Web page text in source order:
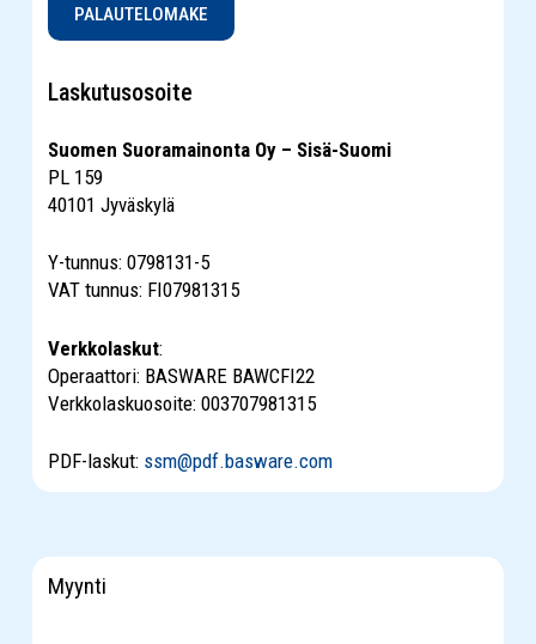
PALAUTELOMAKE
Laskutusosoite
Suomen Suoramainonta Oy – Sisä-Suomi
PL 159
40101 Jyväskylä
Y-tunnus: 0798131-5
VAT tunnus: FI07981315
Verkkolaskut:
Operaattori: BASWARE BAWCFI22
Verkkolaskuosoite: 003707981315
PDF-laskut: ssm@pdf.basware.com
Myynti